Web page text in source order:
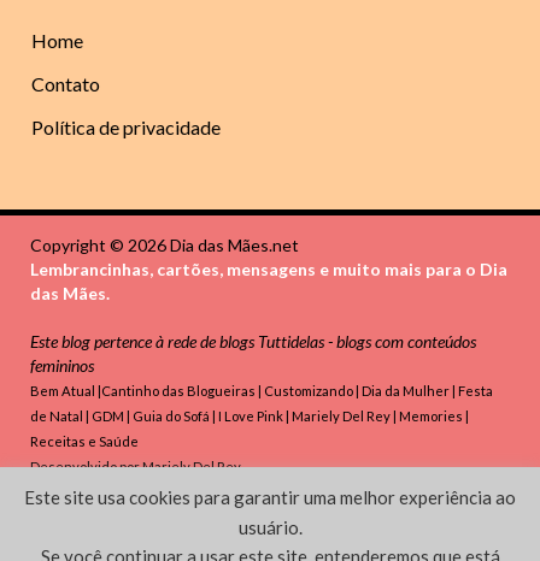
Home
Contato
Política de privacidade
Copyright © 2026 Dia das Mães.net
Lembrancinhas, cartões, mensagens e muito mais para o Dia
das Mães.
Este blog pertence à rede de blogsTuttidelas - blogs com conteúdos
femininos
Bem Atual |Cantinho das Blogueiras | Customizando| Dia da Mulher| Festa
de Natal | GDM | Guia do Sofá | I Love Pink| Mariely Del Rey| Memories |
Receitas e Saúde
Desenvolvido porMariely Del Rey
Powered by WordPressandHitMag
Este site usa cookies para garantir uma melhor experiência ao
usuário.
Se você continuar a usar este site, entenderemos que está